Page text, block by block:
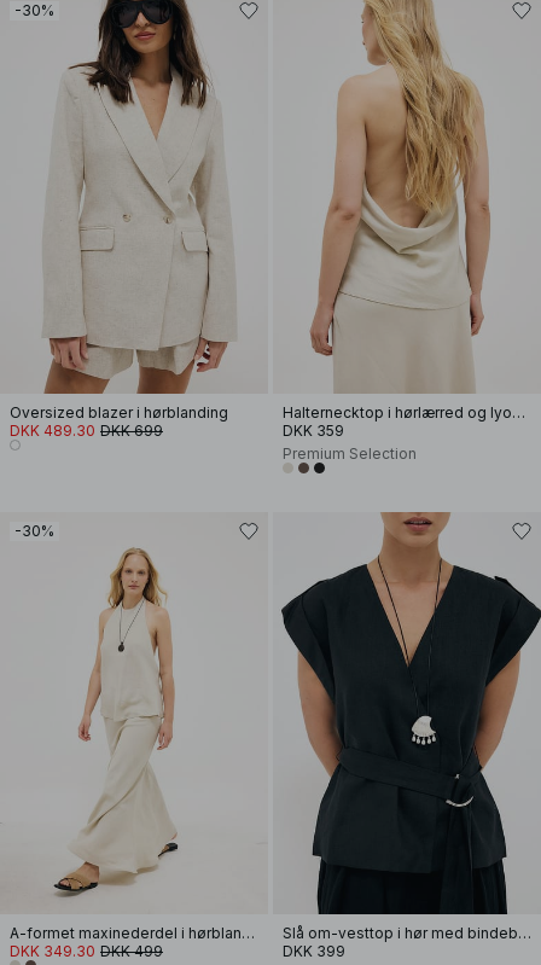
-30%
Oversized blazer i hørblanding
DKK 489.30 DKK 699
Halternecktop i hørlærred og lyocellblanding
DKK 359
Premium Selection
-30%
A-formet maxinederdel i hørblanding med lyocell
DKK 349.30 DKK 499
Slå om-vesttop i hør med bindebånd
DKK 399